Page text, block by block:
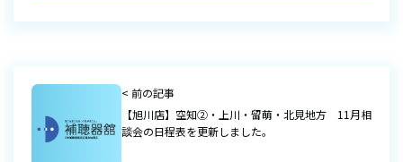
< 前の記事
【旭川店】空知②・上川・留萌・北見地方 11月相
談会の日程表を更新しました。